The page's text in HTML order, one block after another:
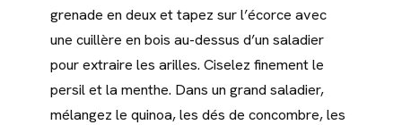
grenade en deux et tapez sur l’écorce avec
une cuillère en bois au-dessus d’un saladier
pour extraire les arilles. Ciselez finement le
persil et la menthe. Dans un grand saladier,
mélangez le quinoa, les dés de concombre, les